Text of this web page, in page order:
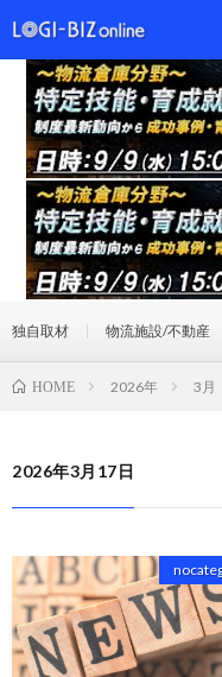
独自取材 物流施設/不動産
HOME 2026年 3月
2026年3月17日